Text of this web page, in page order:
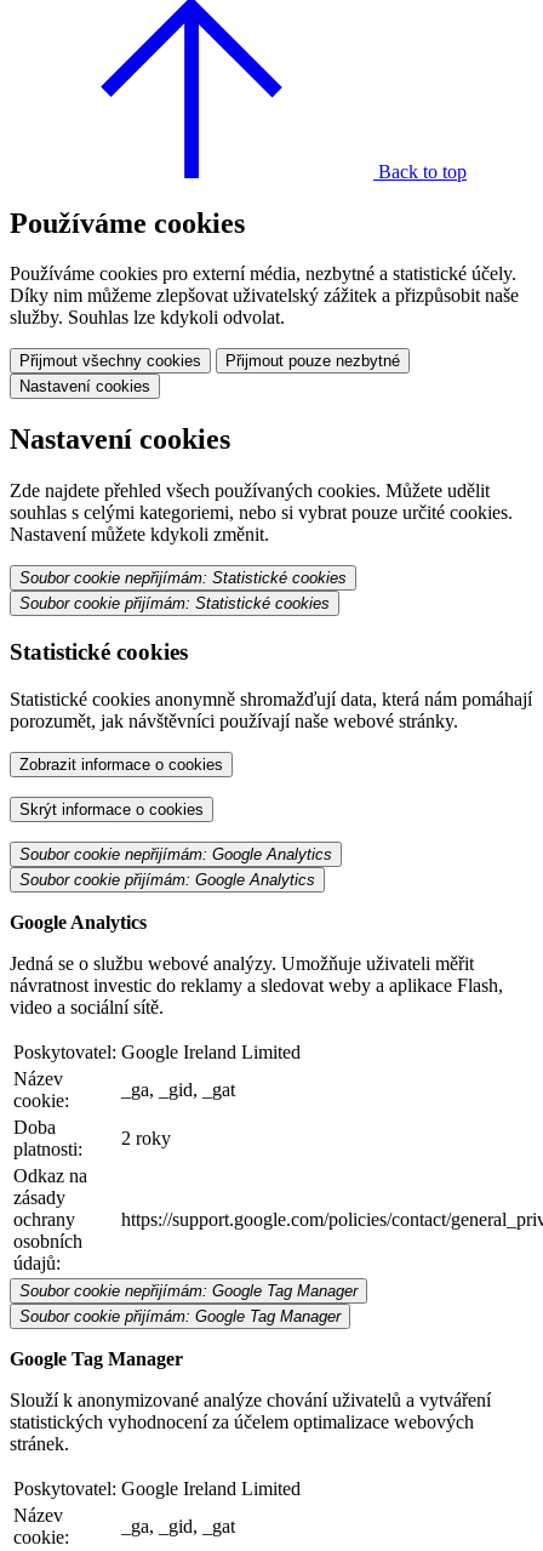
Back to top
Používáme cookies
Používáme cookies pro externí média, nezbytné a statistické účely.
Díky nim můžeme zlepšovat uživatelský zážitek a přizpůsobit naše
služby. Souhlas lze kdykoli odvolat.
Přijmout všechny cookies
Přijmout pouze nezbytné
Nastavení cookies
Nastavení cookies
Zde najdete přehled všech používaných cookies. Můžete udělit
souhlas s celými kategoriemi, nebo si vybrat pouze určité cookies.
Nastavení můžete kdykoli změnit.
Soubor cookie nepřijímám: Statistické cookies
Soubor cookie přijímám: Statistické cookies
Statistické cookies
Statistické cookies anonymně shromažďují data, která nám pomáhají
porozumět, jak návštěvníci používají naše webové stránky.
Zobrazit informace o cookies
Skrýt informace o cookies
Soubor cookie nepřijímám: Google Analytics
Soubor cookie přijímám: Google Analytics
Google Analytics
Jedná se o službu webové analýzy. Umožňuje uživateli měřit
návratnost investic do reklamy a sledovat weby a aplikace Flash,
video a sociální sítě.
Poskytovatel: Google Ireland Limited
Název
cookie:
_ga, _gid, _gat
Doba
platnosti:
2 roky
Odkaz na
zásady
ochrany
osobních
údajů:
https://support.google.com/policies/contact/
Soubor cookie nepřijímám: Google Tag Manager
Soubor cookie přijímám: Google Tag Manager
Google Tag Manager
Slouží k anonymizované analýze chování uživatelů a vytváření
statistických vyhodnocení za účelem optimalizace webových
stránek.
Poskytovatel: Google Ireland Limited
Název
cookie:
_ga, _gid, _gat